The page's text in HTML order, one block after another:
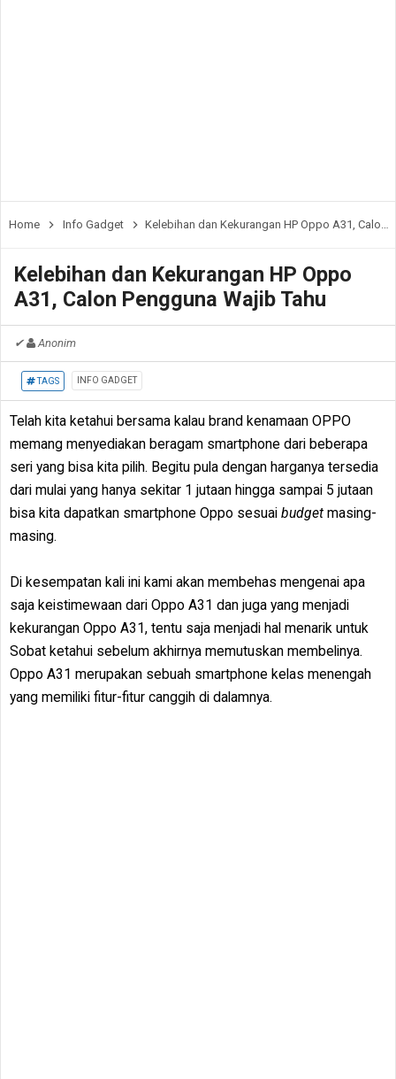
Home Info Gadget Kelebihan dan Kekurangan HP Oppo A31, Calon Pengguna Wajib Tahu
Kelebihan dan Kekurangan HP Oppo
A31, Calon Pengguna Wajib Tahu
✔ Anonim
TAGS INFO GADGET
Telah kita ketahui bersama kalau brand kenamaan OPPO
memang menyediakan beragam smartphone dari beberapa
seri yang bisa kita pilih. Begitu pula dengan harganya tersedia
dari mulai yang hanya sekitar 1 jutaan hingga sampai 5 jutaan
bisa kita dapatkan smartphone Oppo sesuai budget masing-
masing.
Di kesempatan kali ini kami akan membehas mengenai apa
saja keistimewaan dari Oppo A31 dan juga yang menjadi
kekurangan Oppo A31, tentu saja menjadi hal menarik untuk
Sobat ketahui sebelum akhirnya memutuskan membelinya.
Oppo A31 merupakan sebuah smartphone kelas menengah
yang memiliki fitur-fitur canggih di dalamnya.